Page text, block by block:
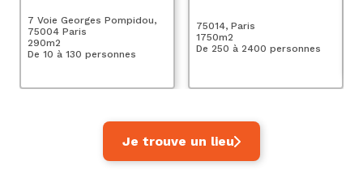
7 Voie Georges Pompidou,
75004 Paris
290m2
De 10 à 130 personnes
75014, Paris
1750m2
De 250 à 2400 personnes
Je trouve un lieu